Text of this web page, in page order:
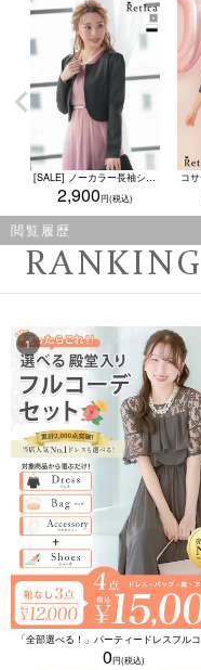
[SALE] ノーカラー長袖シンプルボレロジャケット (Mサイズ)
2,900
閲覧履歴
RANKING
0